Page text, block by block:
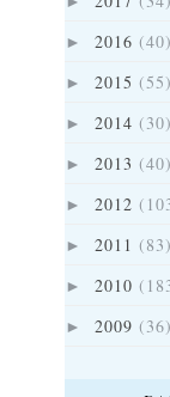
► 2016 (40)
► 2015 (55)
► 2014 (30)
► 2013 (40)
► 2012
► 2011 (83)
► 2010
► 2009 (36)